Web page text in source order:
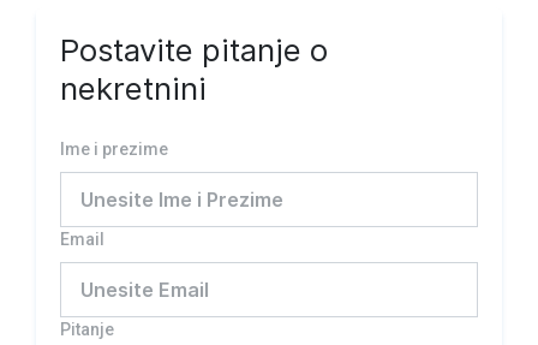
Postavite pitanje o
nekretnini
Ime i prezime
Email
Pitanje